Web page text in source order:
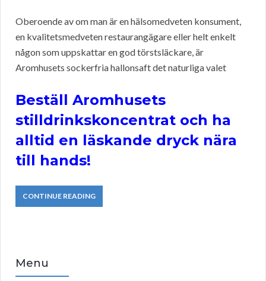
Oberoende av om man är en hälsomedveten konsument,
en kvalitetsmedveten restaurangägare eller helt enkelt
någon som uppskattar en god törstsläckare, är
Aromhusets sockerfria hallonsaft det naturliga valet
Beställ Aromhusets
stilldrinkskoncentrat och ha
alltid en läskande dryck nära
till hands!
CONTINUE READING
Menu